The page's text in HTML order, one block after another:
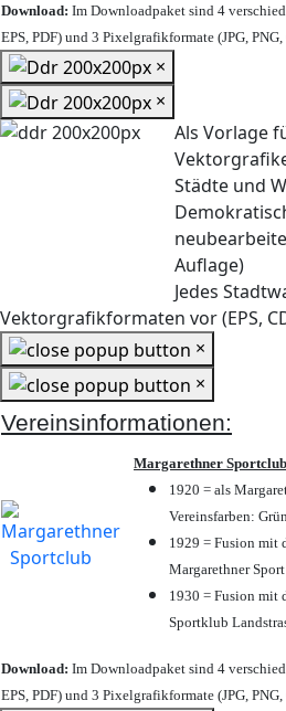
Download: Im Downloadpaket sind 4
EPS, PDF) und 3 Pixelgrafikformate (JPG, PNG,
×
×
Als Vorlage
Städte und
Auflage)
Jedes
Vektorgrafikformaten vor (EPS,
×
×
Vereinsinformationen:
Margarethner Sportclub
1920 = als
Vereinsfarben:
1929 = Fusion mit
Margarethner
1930 = Fusion mit
Sportklub
Download: Im Downloadpaket sind 4
EPS, PDF) und 3 Pixelgrafikformate (JPG, PNG,